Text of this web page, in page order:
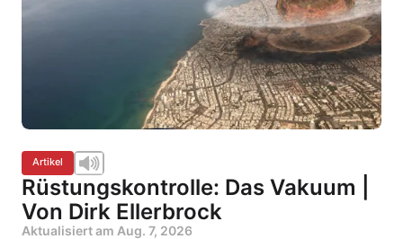
Artikel
Rüstungskontrolle: Das Vakuum |
Von Dirk Ellerbrock
Aktualisiert am Aug. 7, 2026